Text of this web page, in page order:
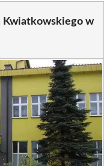
Kwiatkowskiego w